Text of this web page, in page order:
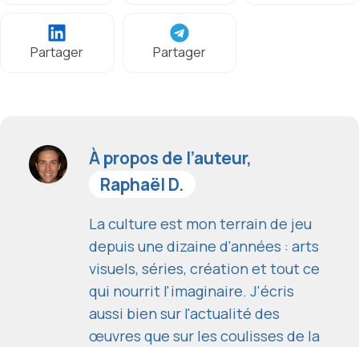
Partager Partager
À propos de l’auteur,
Raphaël D.
La culture est mon terrain de jeu
depuis une dizaine d'années : arts
visuels, séries, création et tout ce
qui nourrit l'imaginaire. J'écris
aussi bien sur l'actualité des
œuvres que sur les coulisses de la